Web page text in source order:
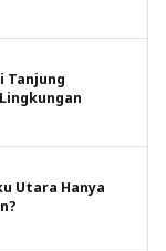
Tanjung
Utara Hanya